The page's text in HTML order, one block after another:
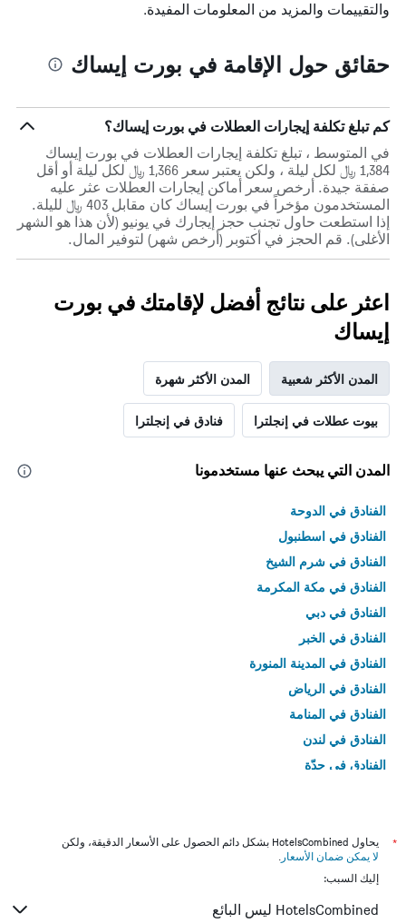
والتقييمات والمزيد من المعلومات المفيدة.
حقائق حول الإقامة في بورت إيساك
كم تبلغ تكلفة إيجارات العطلات في بورت إيساك؟
في المتوسط ، تبلغ تكلفة إيجارات العطلات في بورت إيساك
1,384 ﷼ لكل ليلة ، ولكن يعتبر سعر 1,366 ﷼ لكل ليلة أو أقل
صفقة جيدة. أرخص سعر أماكن إيجارات العطلات عثر عليه
المستخدمون مؤخراً في بورت إيساك كان مقابل 403 ﷼ لليلة.
إذا استطعت حاول تجنب حجز إيجارك في يونيو (لأن هذا هو الشهر
الأغلى). قم الحجز في أكتوبر (أرخص شهر) لتوفير المال.
اعثر على نتائج أفضل لإقامتك في بورت
إيساك
المدن الأكثر شعبية المدن الأكثر شهرة
بيوت عطلات في إنجلترا فنادق في إنجلترا
المدن التي يبحث عنها مستخدمونا
الفنادق في الدوحة
الفنادق في اسطنبول
الفنادق في شرم الشيخ
الفنادق في مكة المكرمة
الفنادق في دبي
الفنادق في الخبر
الفنادق في المدينة المنورة
الفنادق في الرياض
الفنادق في المنامة
الفنادق في لندن
الفنادق في جدّة
*
يحاول HotelsCombined بشكل دائم الحصول على الأسعار الدقيقة، ولكن
لا يمكن ضمان الأسعار .
إليك السبب:
HotelsCombined ليس البائع